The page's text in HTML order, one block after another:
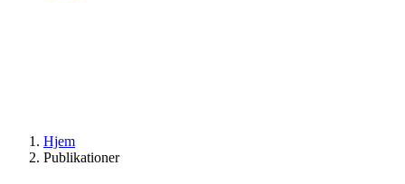
Hjem
Publikationer